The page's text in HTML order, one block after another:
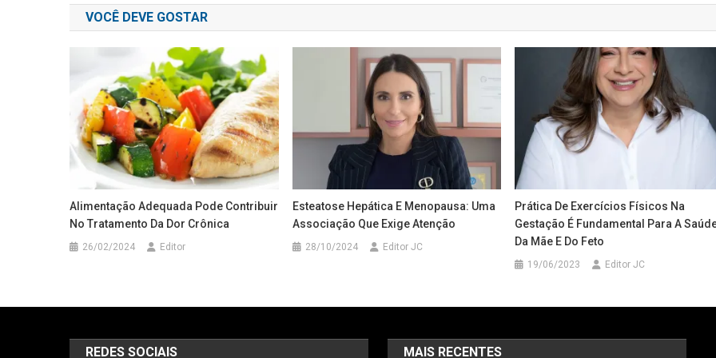
Post
VOCÊ DEVE GOSTAR
Alimentação Adequada Pode Contribuir
No Tratamento Da Dor Crônica
26/02/2024 Editor
Esteatose Hepática E Menopausa: Uma
Associação Que Exige Atenção
28/10/2024 Editor JC
Prática De Exercícios Físicos Na
Gestação É Fundamental Para A
Da Mãe E Do Feto
19/06/2023 Editor JC
REDES SOCIAIS MAIS RECENTES